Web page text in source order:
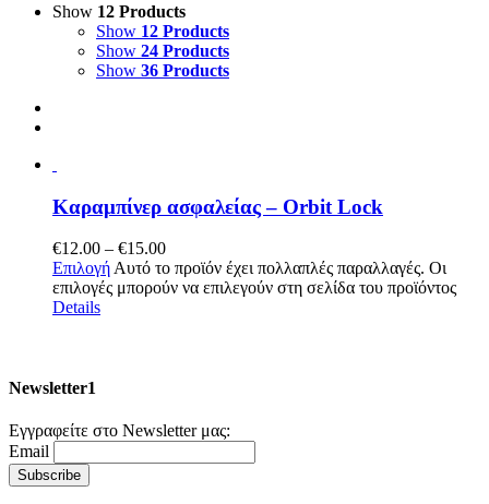
Show 12 Products
Show 12 Products
Show 24 Products
Show 36 Products
Καραμπίνερ ασφαλείας – Orbit Lock
€12.00 – €15.00
Επιλογή Αυτό το προϊόν έχει πολλαπλές παραλλαγές. Οι
επιλογές μπορούν να επιλεγούν στη σελίδα του προϊόντος
Details
Newsletter1
Εγγραφείτε στο Newsletter μας:
Email